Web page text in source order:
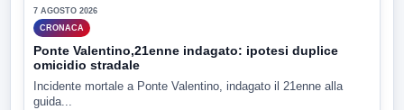
7 AGOSTO 2026
CRONACA
Ponte Valentino,21enne indagato: ipotesi duplice
omicidio stradale
Incidente mortale a Ponte Valentino, indagato il 21enne alla
guida...